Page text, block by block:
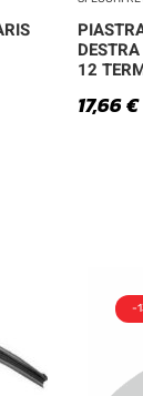
12
17,66€
-